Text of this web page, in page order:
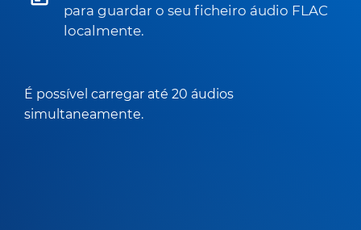
para guardar o seu ficheiro áudio FLAC
localmente.
É possível carregar até 20 áudios
simultaneamente.